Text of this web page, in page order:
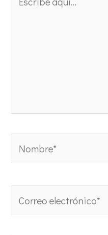
aquí...
electrónico*